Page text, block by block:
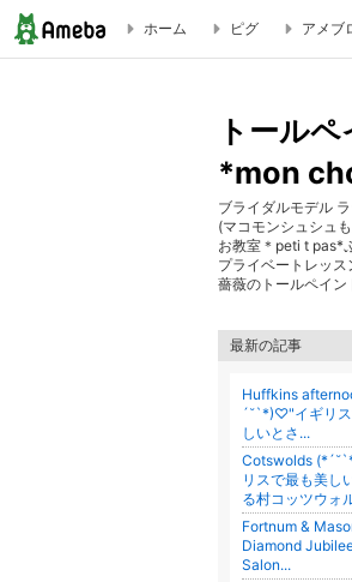
吉本芸人☆ニューフェイス～♪ | トール
ホーム ピグ アメブ
トール
*mon
ブライダルモデル
(マコモンシュシュ
お教室＊peti t pas*
プライベートレッ
薔薇のトールペイ
最新の記事
Huffkins
´˘`*)♡"イギリ
しいとさ...
Cotswolds
リスで最も美し
る村コッツウォ
Fortnum &
Diamond
Salon...